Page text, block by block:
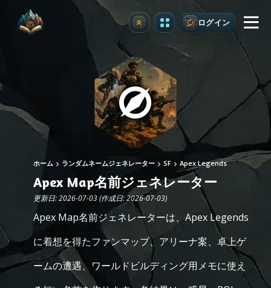
アップグレード ログイン
ホーム ランダムネームジェネレーター SF Apex Legends
Apex Map名前ジェネレーター
更新日: 2026-07-03 (作成日: 2026-07-03)
Apex Map名前ジェネレーターは、Apex Legends
に着想を得たファンマップ、アリーナ案、卓上ゲ
ームの遭遇、ワールドビルディング用メモに使え